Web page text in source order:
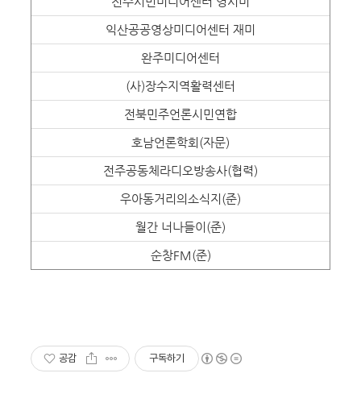
익산공공영상미디어센터 재미
완주미디어센터
(사)장수지역활력센터
전북민주언론시민연합
호남언론학회(자문)
전주공동체라디오방송사(협력)
우아동거리의 소식지(준)
월간 너나들이(준)
순창FM(준)
공감 구독하기